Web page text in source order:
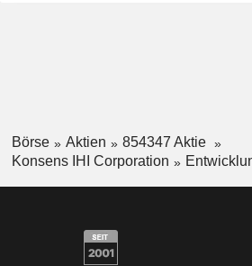
Börse Aktien
854347 Aktie
Konsens IHI Corporation